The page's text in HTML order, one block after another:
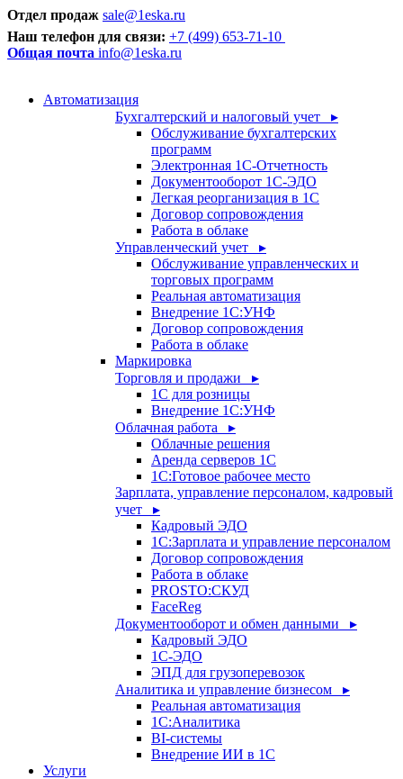
Отдел продаж sale@1eska.ru
Наш телефон для связи: +7 (499) 653-71-10
Общая почта info@1eska.ru
Автоматизация
Бухгалтерский и налоговый учет ▸
Обслуживание бухгалтерских
программ
Электронная 1С-Отчетность
Документооборот 1С-ЭДО
Легкая реорганизация в 1С
Договор сопровождения
Работа в облаке
Управленческий учет ▸
Обслуживание управленческих и
торговых программ
Реальная автоматизация
Внедрение 1С:УНФ
Договор сопровождения
Работа в облаке
Маркировка
Торговля и продажи ▸
1С для розницы
Внедрение 1С:УНФ
Облачная работа ▸
Облачные решения
Аренда серверов 1С
1C:Готовое рабочее место
Зарплата, управление персоналом, кадровый
учет ▸
Кадровый ЭДО
1С:Зарплата и управление персоналом
Договор сопровождения
Работа в облаке
PROSTO:СКУД
FaceReg
Документооборот и обмен данными ▸
Кадровый ЭДО
1С-ЭДО
ЭПД для грузоперевозок
Аналитика и управление бизнесом ▸
Реальная автоматизация
1С:Аналитика
BI-системы
Внедрение ИИ в 1С
Услуги